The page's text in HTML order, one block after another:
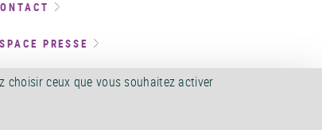
PRESSE
D’ESPACES ET TOURNAGES
choisir ceux que vous souhaitez activer